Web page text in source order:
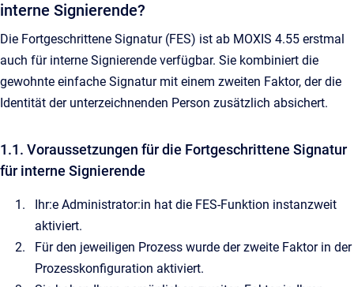
interne Signierende?
Die Fortgeschrittene Signatur (FES) ist ab MOXIS 4.55 erstmal
auch für interne Signierende verfügbar. Sie kombiniert die
gewohnte einfache Signatur mit einem zweiten Faktor, der die
Identität der unterzeichnenden Person zusätzlich absichert.
1.1. Voraussetzungen für die Fortgeschrittene Signatur
für interne Signierende
Ihr:e Administrator:in hat die FES-Funktion instanzweit
aktiviert.
Für den jeweiligen Prozess wurde der zweite Faktor in der
Prozesskonfiguration aktiviert.